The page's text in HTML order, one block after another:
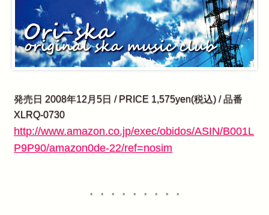
発売日 2008年12月5日 / PRICE 1,575yen(税込) / 品番
XLRQ-0730
http://www.amazon.co.jp/exec/obidos/ASIN/B001L
P9P90/amazon0de-22/ref=nosim
・・・・・・・・・